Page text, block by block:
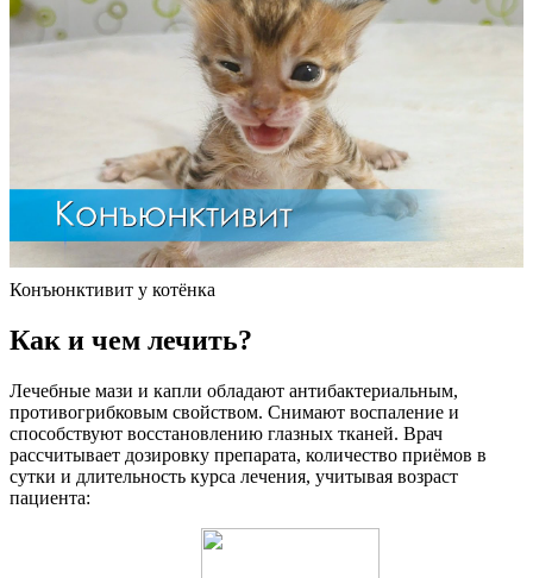
Конъюнктивит у котёнка
Как и чем лечить?
Лечебные мази и капли обладают антибактериальным,
противогрибковым свойством. Снимают воспаление и
способствуют восстановлению глазных тканей. Врач
рассчитывает дозировку препарата, количество приёмов в
сутки и длительность курса лечения, учитывая возраст
пациента: